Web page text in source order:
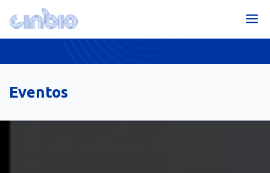
Eventos